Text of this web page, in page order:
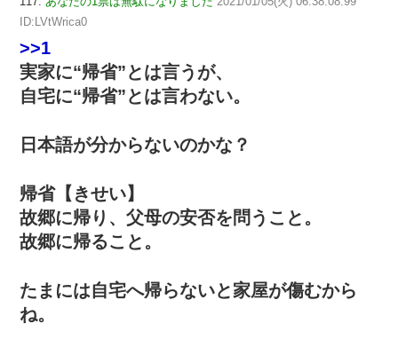
ID:LVtWrica0
>>1
実家に“帰省”とは言うが、
自宅に“帰省”とは言わない。
日本語が分からないのかな？
帰省【きせい】
故郷に帰り、父母の安否を問うこと。
故郷に帰ること。
たまには自宅へ帰らないと家屋が傷むから
ね。